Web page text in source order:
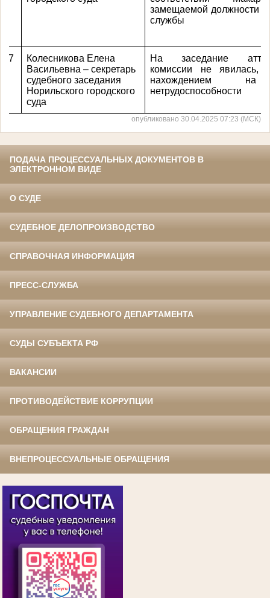
замещаемой должности
службы
7
Колесникова Елена
Васильевна – секретарь
судебного заседания
Норильского городского
суда
На заседание
комиссии не явилась,
нахождением на
нетрудоспособности
опубликовано 30.04.2025 07:23 (МСК)
ПОДАЧА ПРОЦЕССУАЛЬНЫХ ДОКУМЕНТОВ В
ЭЛЕКТРОННОМ ВИДЕ
О СУДЕ
СУДЕБНОЕ ДЕЛОПРОИЗВОДСТВО
СПРАВОЧНАЯ ИНФОРМАЦИЯ
ПРЕСС-СЛУЖБА
УПРАВЛЕНИЕ СУДЕБНОГО ДЕПАРТАМЕНТА
СУДЫ СУБЪЕКТА РФ
ВАКАНСИИ
ПРОТИВОДЕЙСТВИЕ КОРРУПЦИИ
ОБРАЩЕНИЯ ГРАЖДАН
ВНЕПРОЦЕССУАЛЬНЫЕ ОБРАЩЕНИЯ